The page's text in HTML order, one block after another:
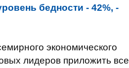
бедности - 42%, -
экономического
лидеров приложить все